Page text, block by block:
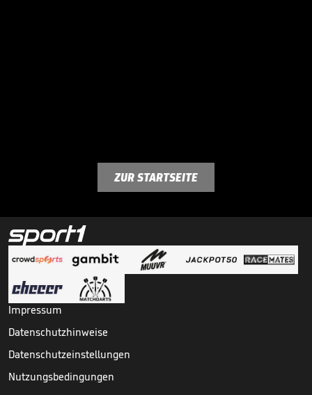
ZUR STARTSEITE
Impressum
Datenschutzhinweise
Datenschutzeinstellungen
Nutzungsbedingungen